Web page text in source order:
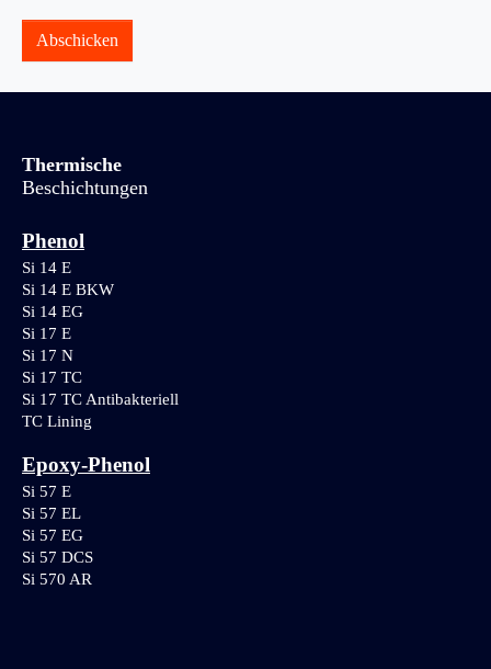
Abschicken
Thermische
Beschichtungen
Phenol
Si 14 E
Si 14 E BKW
Si 14 EG
Si 17 E
Si 17 N
Si 17 TC
Si 17 TC Antibakteriell
TC Lining
Epoxy-Phenol
Si 57 E
Si 57 EL
Si 57 EG
Si 57 DCS
Si 570 AR